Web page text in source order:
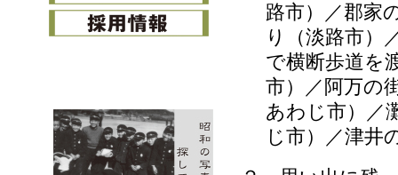
路市）／郡家
り（淡路市）
で横断歩道を
市）／阿万の
あわじ市）／
じ市）／津